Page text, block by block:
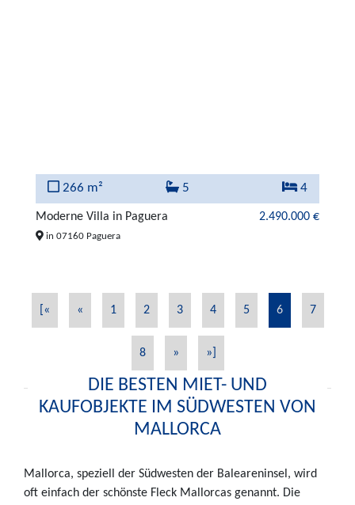
266 m² 5 4
Moderne Villa in Paguera 2.490.000 €
in 07160 Paguera
[« « 1 2 3 4 5 6 7
8 » »]
DIE BESTEN MIET- UND
KAUFOBJEKTE IM SÜDWESTEN VON
MALLORCA
Mallorca, speziell der Südwesten der Baleareninsel, wird
oft einfach der schönste Fleck Mallorcas genannt. Die